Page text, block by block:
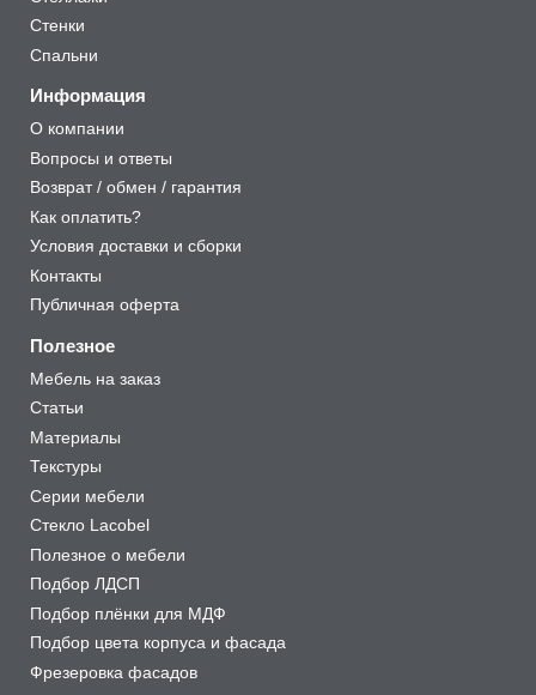
Стенки
Спальни
Информация
О компании
Вопросы и ответы
Возврат / обмен / гарантия
Как оплатить?
Условия доставки и сборки
Контакты
Публичная оферта
Полезное
Мебель на заказ
Статьи
Материалы
Текстуры
Серии мебели
Стекло Lacobel
Полезное о мебели
Подбор ЛДСП
Подбор плёнки для МДФ
Подбор цвета корпуса и фасада
Фрезеровка фасадов